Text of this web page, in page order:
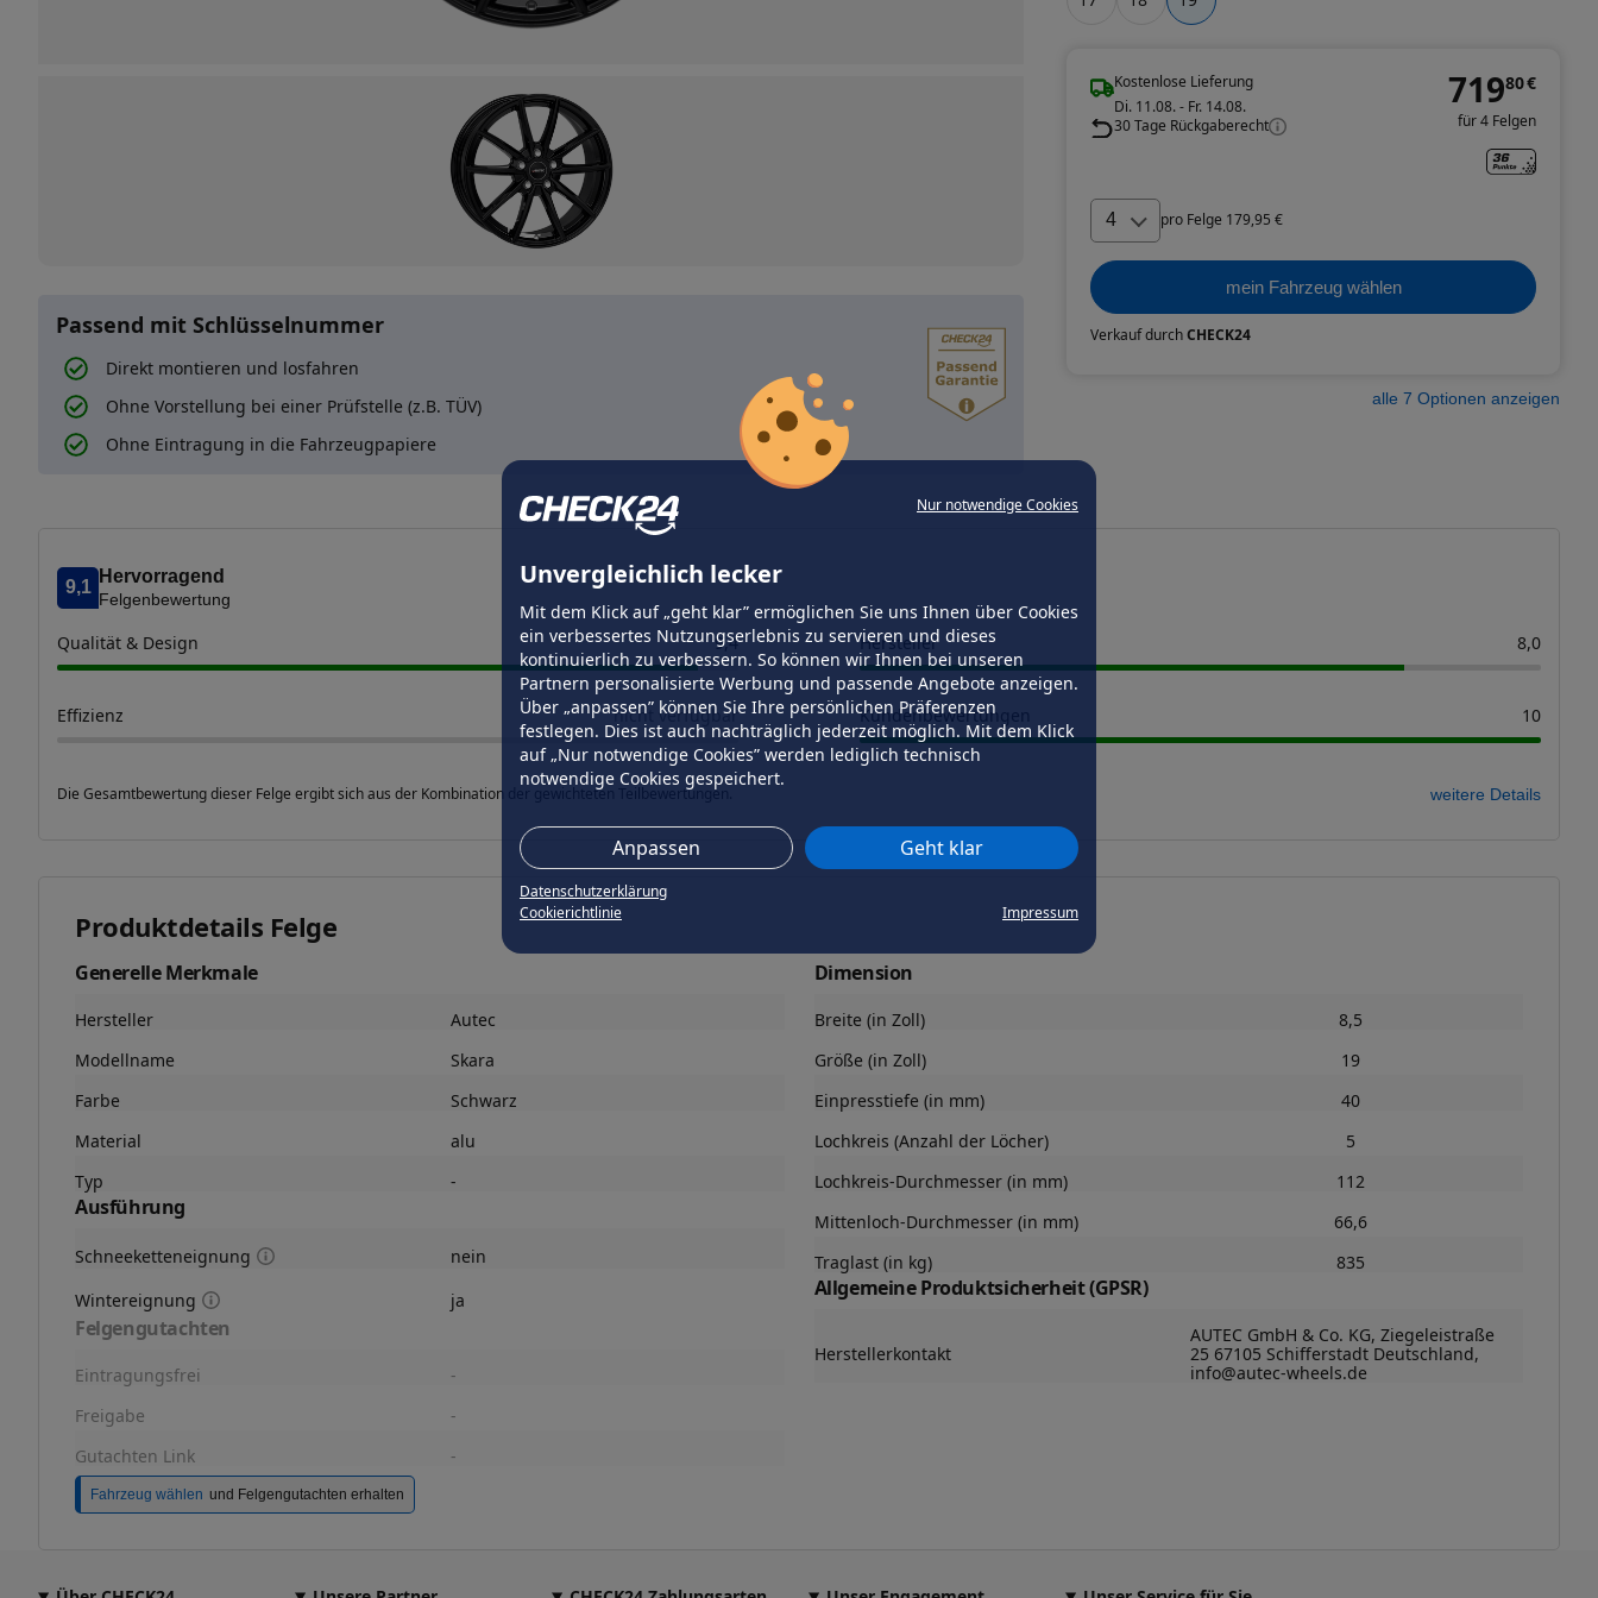
Nur notwendige Cookies
Unvergleichlich lecker
Mit dem Klick auf „geht klar” ermöglichen Sie uns Ihnen über Cookies
ein verbessertes Nutzungserlebnis zu servieren und dieses
kontinuierlich zu verbessern. So können wir Ihnen bei unseren
Partnern personalisierte Werbung und passende Angebote anzeigen.
Über „anpassen” können Sie Ihre persönlichen Präferenzen
festlegen. Dies ist auch nachträglich jederzeit möglich. Mit dem Klick
auf „Nur notwendige Cookies” werden lediglich technisch
notwendige Cookies gespeichert.
Anpassen Geht klar
Datenschutzerklärung
Cookierichtlinie
Impressum
Passend mit Schlüsselnummer
Direkt montieren und losfahren
Ohne Vorstellung bei einer Prüfstelle (z.B. TÜV)
Ohne Eintragung in die Fahrzeugpapiere
Kostenlose Lieferung
Di. 11.08. - Fr. 14.08.
30 Tage Rückgaberecht
71980€
für 4 Felgen
4 pro Felge 179,95 €
mein Fahrzeug wählen
Verkauf durchCHECK24
alle 7 Optionen anzeigen
9,1
Hervorragend
Felgenbewertung
Qualität & Design 9,4 Hersteller 8,0
Effizienz nicht verfügbar Kundenbewertungen 10
Die Gesamtbewertung dieser Felge ergibt sich aus der Kombination der gewichteten Teilbewertungen. weitere Details
Produktdetails Felge
Generelle Merkmale
Hersteller
Autec
Modellname
Skara
Farbe
Schwarz
Material
alu
Typ
-
Ausführung
Schneeketteneignung
nein
Wintereignung
ja
Felgengutachten
Eintragungsfrei
-
Freigabe
-
Gutachten Link
-
Fahrzeug wählen und Felgengutachten erhalten
Dimension
Breite (in Zoll)
8,5
Größe (in Zoll)
19
Einpresstiefe (in mm)
40
Lochkreis (Anzahl der Löcher)
5
Lochkreis-Durchmesser (in mm)
112
Mittenloch-Durchmesser (in mm)
66,6
Traglast (in kg)
835
Allgemeine Produktsicherheit (GPSR)
Herstellerkontakt
AUTEC GmbH & Co. KG, Ziegeleistraße
25 67105 Schifferstadt Deutschland,
info@autec-wheels.de